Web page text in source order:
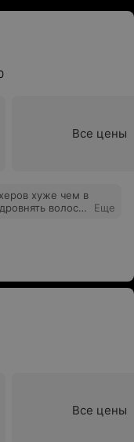
Все цены
хуже чем в
волосы
дороги
посещайте эту
Еще
Все цены